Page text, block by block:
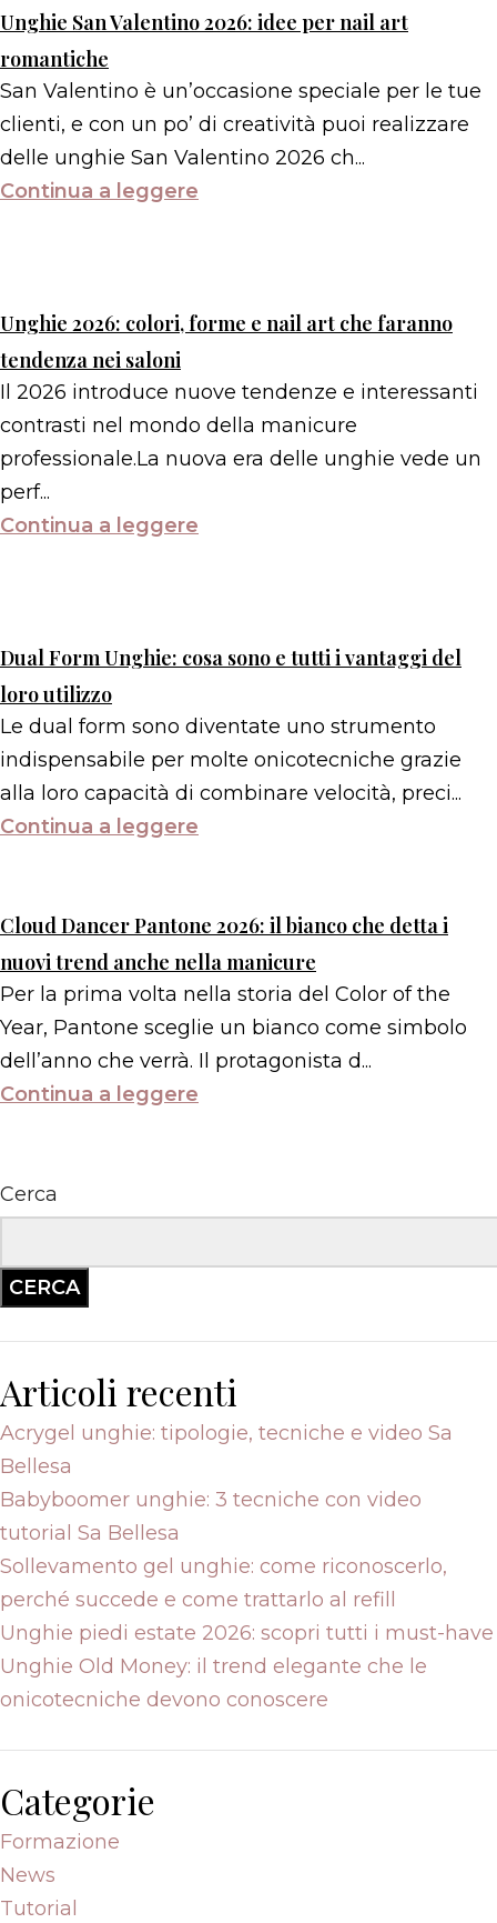
Unghie San Valentino 2026: idee per nail art
romantiche
San Valentino è un’occasione speciale per le tue
clienti, e con un po’ di creatività puoi realizzare
delle unghie San Valentino 2026 ch...
Continua a leggere
Unghie 2026: colori, forme e nail art che faranno
tendenza nei saloni
Il 2026 introduce nuove tendenze e interessanti
contrasti nel mondo della manicure
professionale.La nuova era delle unghie vede un
perf...
Continua a leggere
Dual Form Unghie: cosa sono e tutti i vantaggi del
loro utilizzo
Le dual form sono diventate uno strumento
indispensabile per molte onicotecniche grazie
alla loro capacità di combinare velocità, preci...
Continua a leggere
Cloud Dancer Pantone 2026: il bianco che detta i
nuovi trend anche nella manicure
Per la prima volta nella storia del Color of the
Year, Pantone sceglie un bianco come simbolo
dell’anno che verrà. Il protagonista d...
Continua a leggere
Cerca
CERCA
Articoli recenti
Acrygel unghie: tipologie, tecniche e video Sa
Bellesa
Babyboomer unghie: 3 tecniche con video
tutorial Sa Bellesa
Sollevamento gel unghie: come riconoscerlo,
perché succede e come trattarlo al refill
Unghie piedi estate 2026: scopri tutti i must-have
Unghie Old Money: il trend elegante che le
onicotecniche devono conoscere
Categorie
Formazione
News
Tutorial